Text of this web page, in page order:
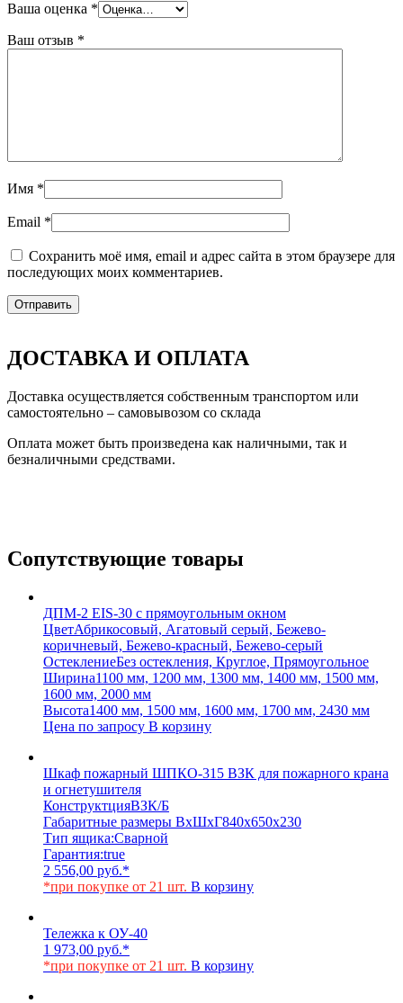
Ваша оценка *
Ваш отзыв *
Имя *
Email *
Сохранить моё имя, email и адрес сайта в этом браузере для
последующих моих комментариев.
ДОСТАВКА И ОПЛАТА
Доставка осуществляется собственным транспортом или
самостоятельно – самовывозом со склада
Оплата может быть произведена как наличными, так и
безналичными средствами.
Сопутствующие товары
ДПМ-2 EIS-30 с прямоугольным окном
ЦветАбрикосовый, Агатовый серый, Бежево-
коричневый, Бежево-красный, Бежево-серый
ОстеклениеБез остекления, Круглое, Прямоугольное
Ширина1100 мм, 1200 мм, 1300 мм, 1400 мм, 1500 мм,
1600 мм, 2000 мм
Высота1400 мм, 1500 мм, 1600 мм, 1700 мм, 2430 мм
Цена по запросу В корзину
Шкаф пожарный ШПКО-315 ВЗК для пожарного крана
и огнетушителя
КонструктцияВЗК/Б
Габаритные размеры ВхШхГ840х650х230
Тип ящика:Сварной
Гарантия:true
2 556,00 руб.*
*при покупке от 21 шт. В корзину
Тележка к ОУ-40
1 973,00 руб.*
*при покупке от 21 шт. В корзину